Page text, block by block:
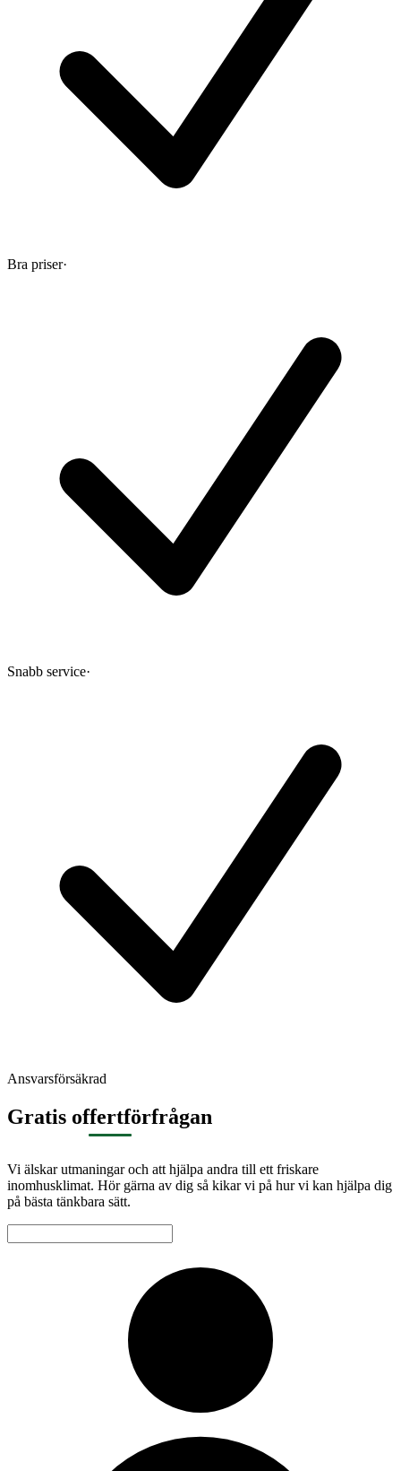
Bra priser·
Snabb service·
Ansvarsförsäkrad
Gratis offertförfrågan
Vi älskar utmaningar och att hjälpa andra till ett friskare
inomhusklimat. Hör gärna av dig så kikar vi på hur vi kan hjälpa dig
på bästa tänkbara sätt.